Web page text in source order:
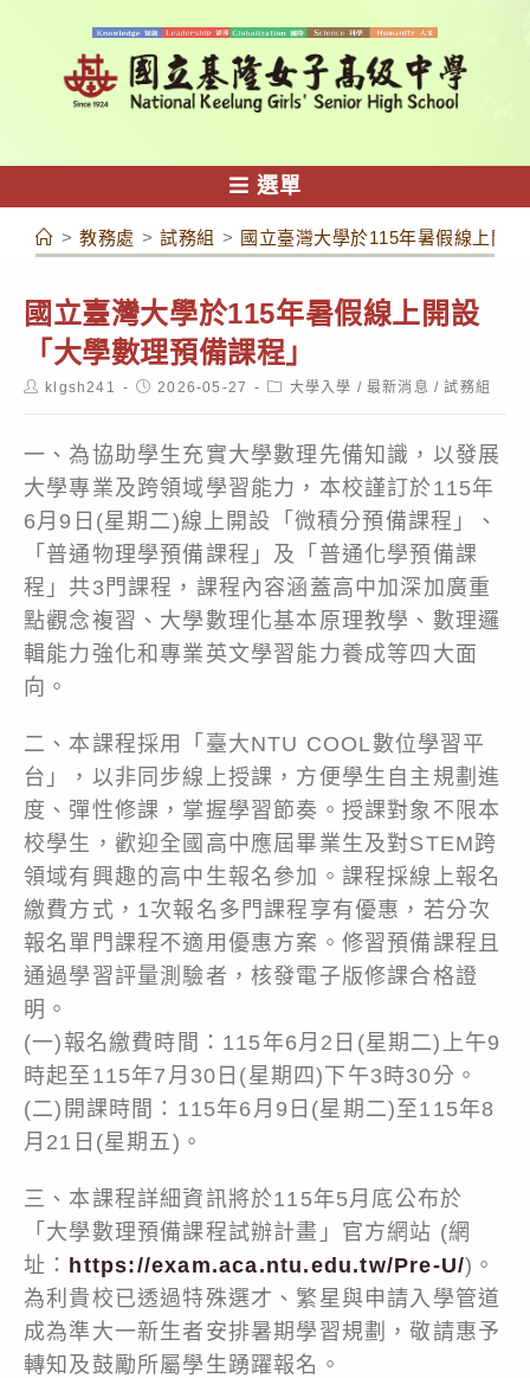
容
選單
> 教務處 > 試務組 > 國立臺灣大學於115年暑假線上開
國立臺灣大學於115年暑假線上開設
「大學數理預備課程」
Postklgsh241
Post2026-05-27
Post大學入學 / 最新消息 / 試務組
一、為協助學生充實大學數理先備知識，以發展
大學專業及跨領域學習能力，本校謹訂於115年
6月9日(星期二)線上開設「微積分預備課程」、
「普通物理學預備課程」及「普通化學預備課
程」共3門課程，課程內容涵蓋高中加深加廣重
點觀念複習、大學數理化基本原理教學、數理邏
輯能力強化和專業英文學習能力養成等四大面
向。
二、本課程採用「臺大NTU COOL數位學習平
台」，以非同步線上授課，方便學生自主規劃進
度、彈性修課，掌握學習節奏。授課對象不限本
校學生，歡迎全國高中應屆畢業生及對STEM跨
領域有興趣的高中生報名參加。課程採線上報名
繳費方式，1次報名多門課程享有優惠，若分次
報名單門課程不適用優惠方案。修習預備課程且
通過學習評量測驗者，核發電子版修課合格證
明。
(一)報名繳費時間：115年6月2日(星期二)上午9
時起至115年7月30日(星期四)下午3時30分。
(二)開課時間：115年6月9日(星期二)至115年8
月21日(星期五)。
三、本課程詳細資訊將於115年5月底公布於
「大學數理預備課程試辦計畫」官方網站 (網
址： https://exam.aca.ntu.edu.tw/Pre-U/)。
為利貴校已透過特殊選才、繁星與申請入學管道
成為準大一新生者安排暑期學習規劃，敬請惠予
轉知及鼓勵所屬學生踴躍報名。